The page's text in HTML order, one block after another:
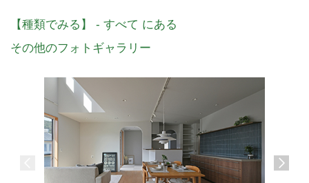
【種類でみる】 - すべて にある
その他のフォトギャラリー